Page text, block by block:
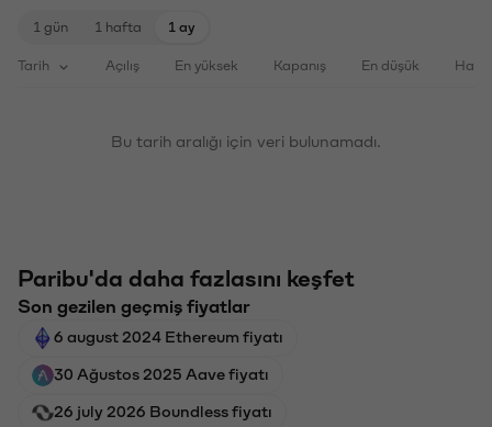
1 gün 1 hafta 1 ay
Tarih Açılış En yüksek Kapanış En düşük
Bu tarih aralığı için veri bulunamadı.
Paribu'da daha fazlasını keşfet
Son gezilen geçmiş fiyatlar
6 august 2024 Ethereum fiyatı
30 Ağustos 2025 Aave fiyatı
26 july 2026 Boundless fiyatı